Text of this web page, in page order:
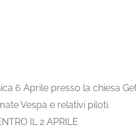
6 Aprile presso la chiesa
Vespa e relativi piloti.
IL 2 APRILE